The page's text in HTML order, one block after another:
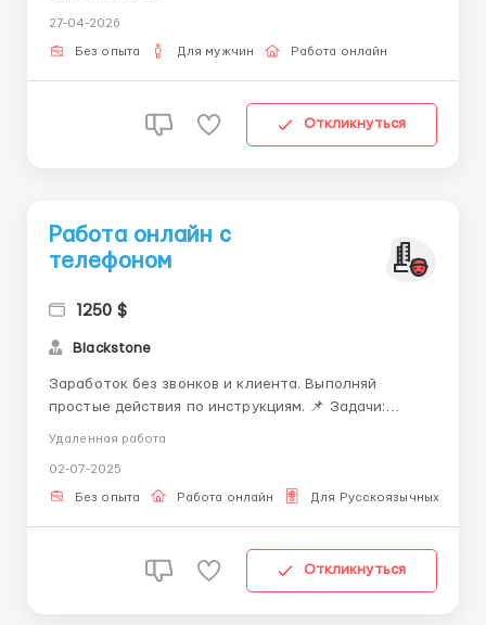
материалы в текстовом редакторе. Условия:
Удаленная работа, график свободный, зарплата
27-04-2026
Без опыта Для мужчин Работа онлайн
Откликнуться
Работа онлайн с
телефоном
1250 $
Blackstone
Заработок без звонков и клиента. Выполняй
простые действия по инструкциям. 📌 Задачи:
выплаты через USDT. 📍 Только для граждан РФ, от
23 лет. 📩 Контакт: @worknaudalenke01 ...
Удаленная работа
02-07-2025
Без опыта Работа онлайн Для Русскоязычных
Откликнуться